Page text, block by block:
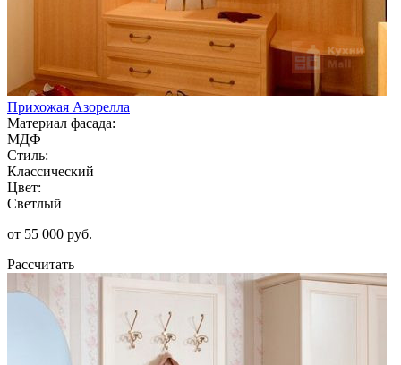
Прихожая Азорелла
Материал фасада:
МДФ
Стиль:
Классический
Цвет:
Светлый
от 55 000 руб.
Рассчитать